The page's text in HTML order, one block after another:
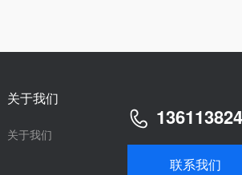
关于我们
关于我们
联系我们